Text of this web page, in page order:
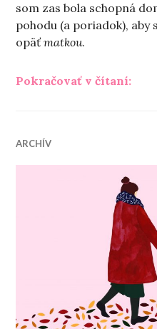
som zas bola schopná
pohodu (a poriadok), aby
opäťmatkou.
Pokračovať v čítaní:„O
ARCHÍV